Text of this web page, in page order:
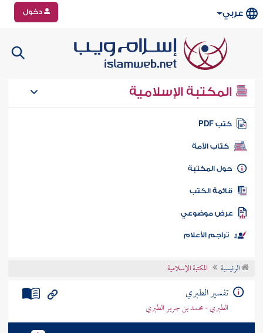
عربي دخول
المكتبة الإسلامية
كتب PDF
كتاب الأمة
المكتبة
الكتب
موضوعي
تراجم الأعلام
الرئيسية المكتبة الإسلامية
تفسير الطبري
الطبري - محمد بن جرير الطبري